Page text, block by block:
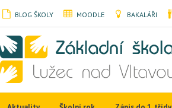
BLOG ŠKOLY MOODLE BAKALÁŘI